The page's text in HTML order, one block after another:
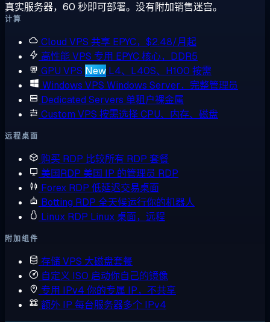
真实服务器，60 秒即可部署。没有附加销售迷宫。
计算
Cloud VPS 共享 EPYC，$2.48/月起
高性能 VPS 专用 EPYC 核心，DDR5
GPU VPS New L4、L40S、H100 按需
Windows VPS Windows Server，完整管理员
Dedicated Servers 单租户裸金属
Custom VPS 按需选择 CPU、内存、磁盘
远程桌面
购买 RDP 比较所有 RDP 套餐
美国RDP 美国 IP 的管理员 RDP
Forex RDP 低延迟交易桌面
Botting RDP 全天候运行你的机器人
Linux RDP Linux 桌面，远程
附加组件
存储 VPS 大磁盘套餐
自定义 ISO 启动你自己的镜像
专用 IPv4 你的专属 IP，不共享
额外 IP 每台服务器多个 IPv4